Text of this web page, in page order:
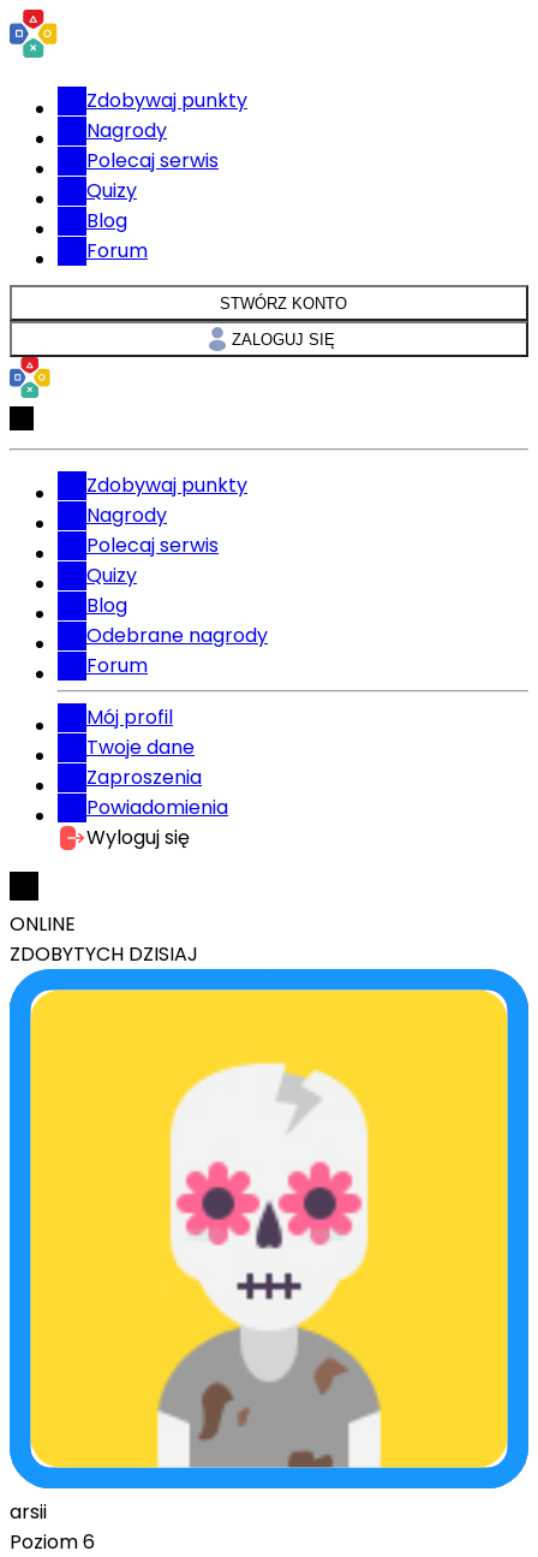
Zdobywaj punkty
Nagrody
Polecaj serwis
Quizy
Blog
Forum
STWÓRZ KONTO
ZALOGUJ SIĘ
Zdobywaj punkty
Nagrody
Polecaj serwis
Quizy
Blog
Odebrane nagrody
Forum
Mój profil
Twoje dane
Zaproszenia
Powiadomienia
Wyloguj się
ONLINE
ZDOBYTYCH DZISIAJ
arsii
Poziom6